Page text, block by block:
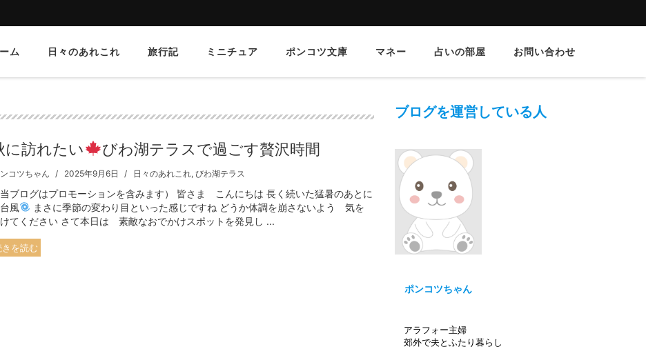
ム 日々のあれこれ 旅行記 ミニチュア ポンコツ文庫 マネー 占いの部屋 お問い合わせ
に訪れたい びわ湖テラスで過ごす贅沢時間
コツちゃん 2025年9月6日 日々のあれこれ,びわ湖テラス
当ブログはプロモーションを含みます） 皆さま こんにちは 長く続いた猛暑のあとに
風
まさに季節の変わり目といった感じですね どうか体調を崩さないよう 気を
てください さて本日は 素敵なおでかけスポットを発見し ...
きを読む
ブログを運営している人
ポンコツちゃん
アラフォー主婦
郊外で夫とふたり暮らし